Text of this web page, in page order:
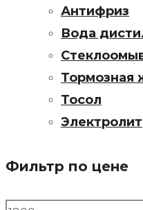
Антифриз
Вода
Тормозная
Тосол
Электролит
Фильтр по цене